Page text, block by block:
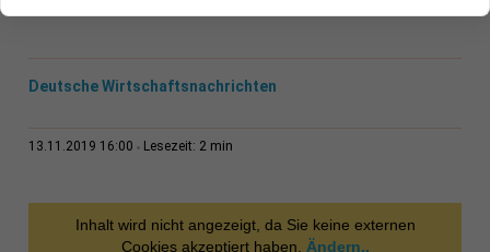
Deutsche Wirtschaftsnachrichten
13.11.2019 16:00 Lesezeit: 2 min
Inhalt wird nicht angezeigt, da Sie keine externen
Cookies akzeptiert haben.
Ändern..